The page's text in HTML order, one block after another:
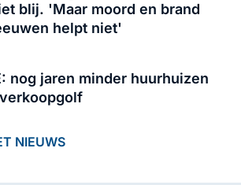
blij. 'Maar moord en brand
helpt niet'
nog jaren minder huurhuizen
NIEUWS